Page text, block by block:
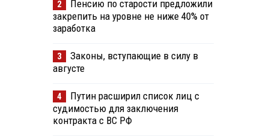
2
Пенсию по старости предложили
закрепить на уровне не ниже 40% от
заработка
3
Законы, вступающие в силу в
августе
4
Путин расширил список лиц с
судимостью для заключения
контракта с ВС РФ